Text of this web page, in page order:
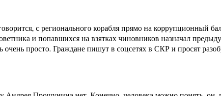
с регионального корабля прямо на коррупционный
и попавшихся на взятках чиновников назначал
просто. Граждане пишут в соцсетях в СКР и просят